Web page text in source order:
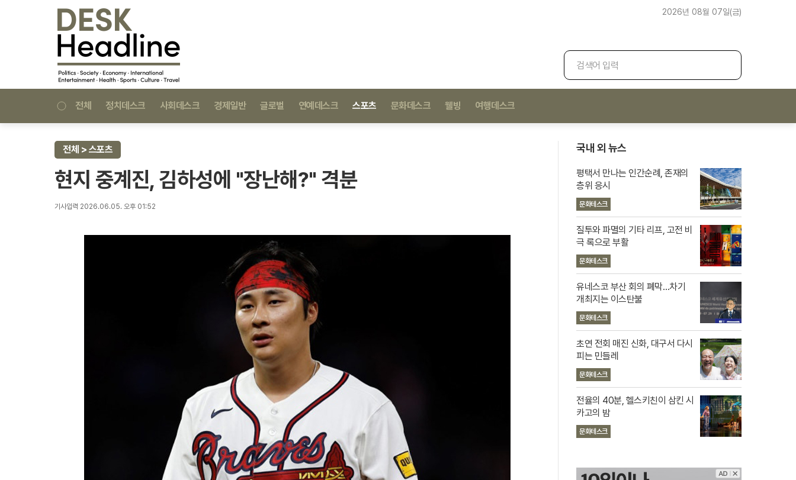
2026년 08월 07일(금)
전체 정치데스크 사회데스크 경제일반 글로벌 연예데스크 스포츠 문화데스크 웰빙 여행데스크
전체 > 스포츠
현지 중계진, 김하성에 "장난해?" 격분
기사입력 2026.06.05. 오후 01:52
국내 외 뉴스
평택서 만나는 인간순례, 존재의
층위 응시
문화테스크
질투와 파멸의 기타 리프, 고전 비
극 록으로 부활
문화테스크
유네스코 부산 회의 폐막…차기
개최지는 이스탄불
문화테스크
초연 전회 매진 신화, 대구서 다시
피는 민들레
문화테스크
전율의 40분, 헬스키친이 삼킨 시
카고의 밤
문화테스크